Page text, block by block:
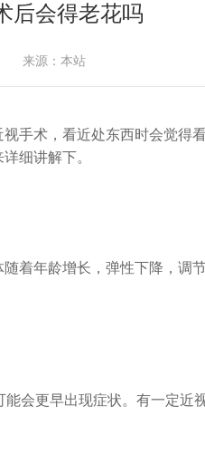
后会得老花吗
来源：本站
手术，看近处东西时会觉得
细讲解下。
年龄增长，弹性下降，调
更早出现症状。有一定近